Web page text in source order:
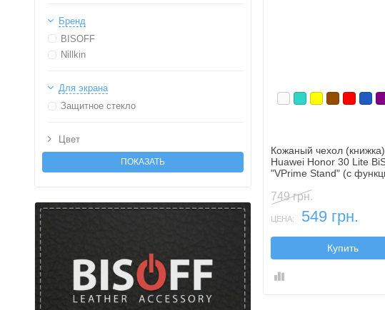
Бренд
BISOFF
Nillkin
Для экрана
Защитное стекло
Цвет
БелыйБирюзовый
Желтый
Кожаный чехол
Huawei Honor 30 Lite
"VPrime Stand" (с
749 грн.
ЦЕНА: 549 грн.
Купить